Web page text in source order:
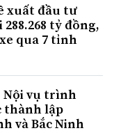
xuất đầu tư
288.268 tỷ đồng,
qua 7 tỉnh
Nội vụ trình
thành lập
và Bắc Ninh